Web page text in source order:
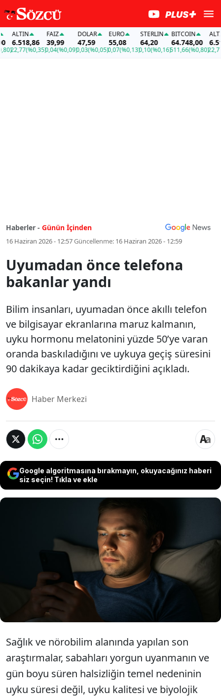
ALTIN
6.518,86
22,77(%0,35)
FAİZ
39,99
0,04(%0,09)
DOLAR
47,59
0,03(%0,05)
EURO
55,08
0,07(%0,13)
STERLIN
64,20
0,10(%0,16)
BITCOIN
64.748,00
511,66(%0,80)
ALTIN
22,77
Haberler - Günün İçinden
16 Haziran 2026 - 12:57Güncellenme: 16 Haziran 2026 - 12:59
Uyumadan önce telefona
bakanlar yandı
Bilim insanları, uyumadan önce akıllı telefon
ve bilgisayar ekranlarına maruz kalmanın,
uyku hormonu melatonini yüzde 50’ye varan
oranda baskıladığını ve uykuya geçiş süresini
90 dakikaya kadar geciktirdiğini açıkladı.
Haber Merkezi
Google algoritmasına bırakmayın, okuyacağınız haberi
siz seçin! Tıkla ve ekle
Bilim insanları, uyumadan önce akıllı telefon
ve bilgisayar ekranlarına maruz kalmanın,
uyku hormonu melatonini yüzde 50’ye varan
oranda baskıladığını ve uykuya geçiş süresini
90 dakikaya kadar geciktirdiğini açıkladı.
Sağlık ve nörobilim alanında yapılan son
araştırmalar, sabahları yorgun uyanmanın ve
gün boyu süren halsizliğin temel nedeninin
uyku süresi değil, uyku kalitesi ve biyolojik